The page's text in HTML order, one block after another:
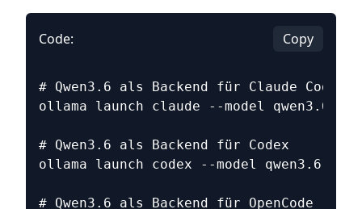
Code: Copy
# Qwen3.6 als Backend für Claude Code
ollama launch claude --model qwen3.6
# Qwen3.6 als Backend für Codex
ollama launch codex --model qwen3.6
# Qwen3.6 als Backend für OpenCode